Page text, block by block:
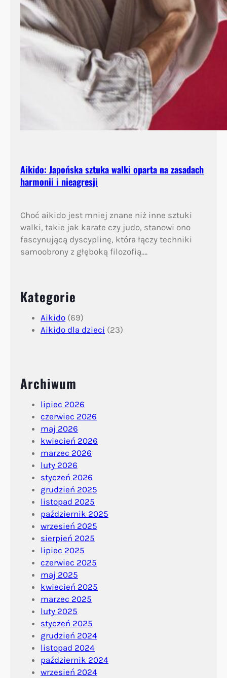
Aikido: Japońska sztuka walki oparta na zasadach
harmonii i nieagresji
Choć aikido jest mniej znane niż inne sztuki
walki, takie jak karate czy judo, stanowi ono
fascynującą dyscyplinę, która łączy techniki
samoobrony z głęboką filozofią.…
Kategorie
Aikido (69)
Aikido dla dzieci (23)
Archiwum
lipiec 2026
czerwiec 2026
maj 2026
kwiecień 2026
marzec 2026
luty 2026
styczeń 2026
grudzień 2025
listopad 2025
październik 2025
wrzesień 2025
sierpień 2025
lipiec 2025
czerwiec 2025
maj 2025
kwiecień 2025
marzec 2025
luty 2025
styczeń 2025
grudzień 2024
listopad 2024
październik 2024
wrzesień 2024